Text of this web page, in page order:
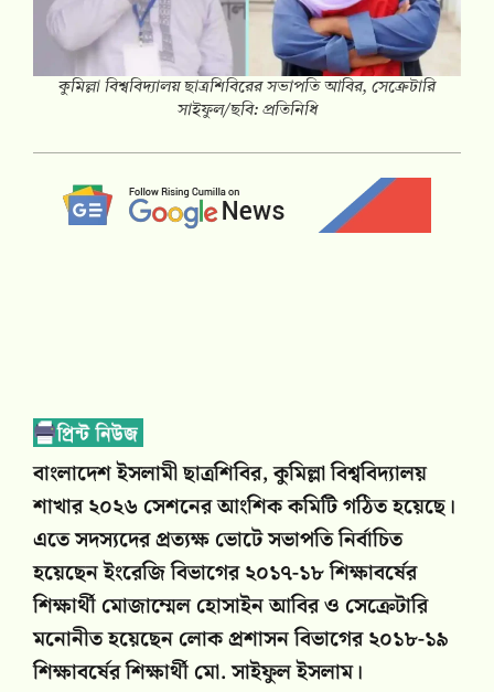
কুমিল্লা বিশ্ববিদ্যালয় ছাত্রশিবিরের সভাপতি আবির, সেক্রেটারি
সাইফুল/ছবি: প্রতিনিধি
বাংলাদেশ ইসলামী ছাত্রশিবির, কুমিল্লা বিশ্ববিদ্যালয়
শাখার ২০২৬ সেশনের আংশিক কমিটি গঠিত হয়েছে।
এতে সদস্যদের প্রত্যক্ষ ভোটে সভাপতি নির্বাচিত
হয়েছেন ইংরেজি বিভাগের ২০১৭-১৮ শিক্ষাবর্ষের
শিক্ষার্থী মোজাম্মেল হোসাইন আবির ও সেক্রেটারি
মনোনীত হয়েছেন লোক প্রশাসন বিভাগের ২০১৮-১৯
শিক্ষাবর্ষের শিক্ষার্থী মো. সাইফুল ইসলাম।